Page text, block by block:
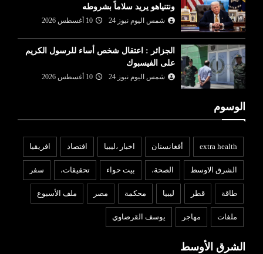
ونتنياهو يريد سلاماً بشروطه
شمس اليوم نيوز 24 10 أغسطس 2026
الجزائر : اعتقال شخص أساء للرسول الكريم
على الفيسبوك
شمس اليوم نيوز 24 10 أغسطس 2026
الوسوم
extra health أفغانستان اخبار ،ليبيا افتصاد افريقيا
الشرق الاوسط الصحة، بيت حواء تحقيقات، سفر
طاقة قطر ليبيا محكمة مصر ملف الأسبوع
ملفات مهاجر يوسف القرضاوي
الشرق الأوسط